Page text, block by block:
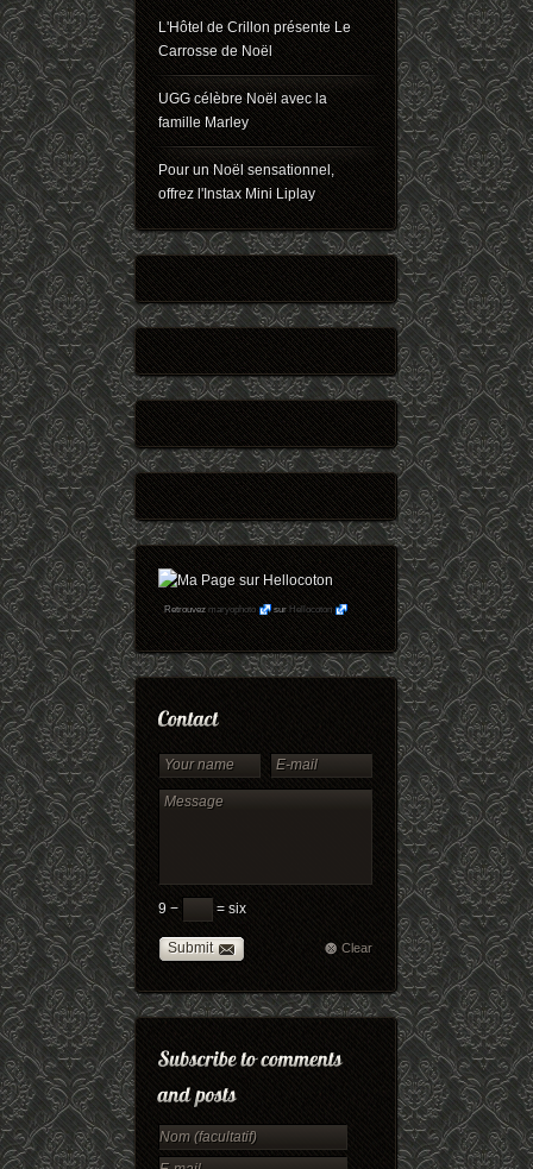
L'Hôtel de Crillon présente Le
Carrosse de Noël
UGG célèbre Noël avec la
famille Marley
Pour un Noël sensationnel,
offrez l'Instax Mini Liplay
Retrouvezmaryophoto surHellocoton
9 − = six
Submit Clear